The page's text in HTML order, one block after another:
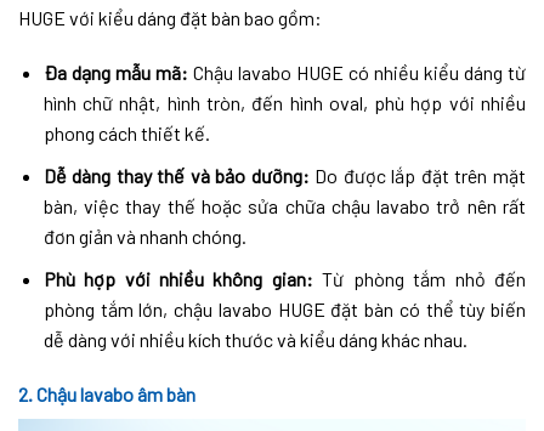
HUGE với kiểu dáng đặt bàn bao gồm:
Đa dạng mẫu mã: Chậu lavabo HUGE có nhiều kiểu dáng từ
hình chữ nhật, hình tròn, đến hình oval, phù hợp với nhiều
phong cách thiết kế.
Dễ dàng thay thế và bảo dưỡng: Do được lắp đặt trên mặt
bàn, việc thay thế hoặc sửa chữa chậu lavabo trở nên rất
đơn giản và nhanh chóng.
Phù hợp với nhiều không gian: Từ phòng tắm nhỏ đến
phòng tắm lớn, chậu lavabo HUGE đặt bàn có thể tùy biến
dễ dàng với nhiều kích thước và kiểu dáng khác nhau.
2. Chậu lavabo âm bàn